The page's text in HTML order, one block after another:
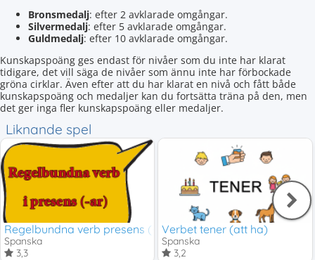
Bronsmedalj: efter 2 avklarade omgångar.
Silvermedalj: efter 5 avklarade omgångar.
Guldmedalj: efter 10 avklarade omgångar.
Kunskapspoäng ges endast för nivåer som du inte har klarat
tidigare, det vill säga de nivåer som ännu inte har förbockade
gröna cirklar. Även efter att du har klarat en nivå och fått både
kunskapspoäng och medaljer kan du fortsätta träna på den, men
det ger inga fler kunskapspoäng eller medaljer.
Liknande spel
Regelbundna verb presens (-ar)
Spanska
3,3
Verbet tener (att ha)
Spanska
3,2